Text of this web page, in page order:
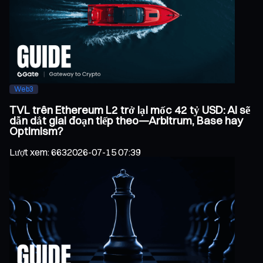
Web3
TVL trên Ethereum L2 trở lại mốc 42 tỷ USD: Ai sẽ
dẫn dắt giai đoạn tiếp theo—Arbitrum, Base hay
Optimism?
Lượt xem:6632026-07-15 07:39